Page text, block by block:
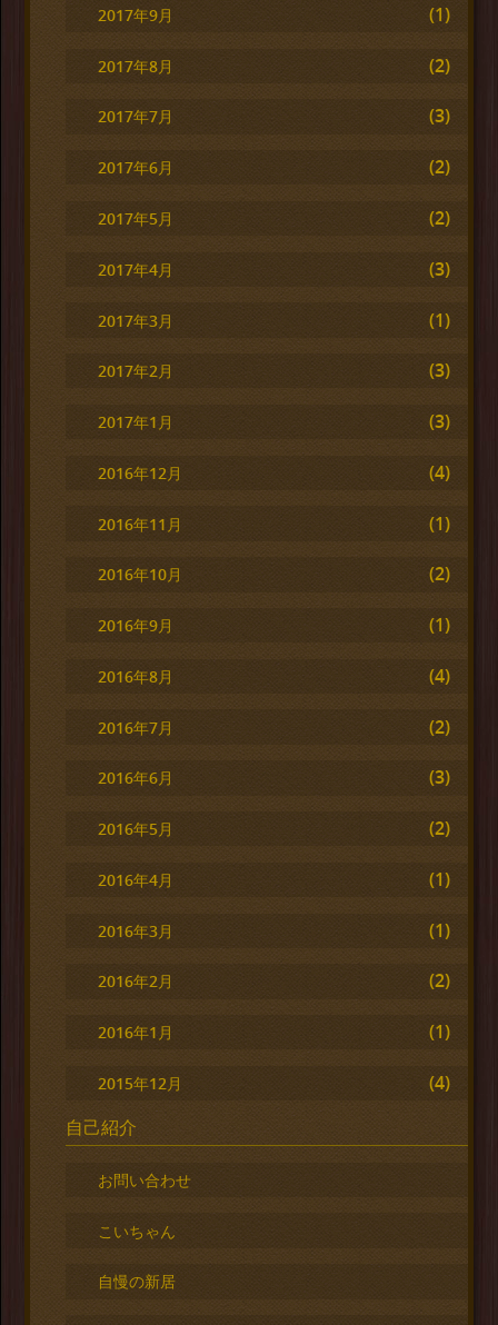
2017年9月 (1)
2017年8月 (2)
2017年7月 (3)
2017年6月 (2)
2017年5月 (2)
2017年4月 (3)
2017年3月 (1)
2017年2月 (3)
2017年1月 (3)
2016年12月 (4)
2016年11月 (1)
2016年10月 (2)
2016年9月 (1)
2016年8月 (4)
2016年7月 (2)
2016年6月 (3)
2016年5月 (2)
2016年4月 (1)
2016年3月 (1)
2016年2月 (2)
2016年1月 (1)
2015年12月
(4)
自己紹介
お問い合わせ
こいちゃん
自慢の新居